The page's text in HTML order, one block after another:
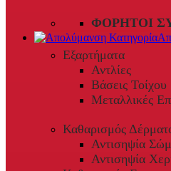
ΦΟΡΗΤΟΊ
Εξαρτήματα
Αντλίες
Βάσεις Τοίχου
Μεταλλικές
Καθαρισμός
Αντισηψία
Αντισηψία